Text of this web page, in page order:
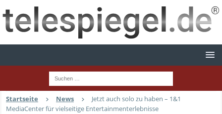
Startseite News
Jetzt auch solo zu haben – 1&1
MediaCenter für vielseitige Entertainmenterlebnisse